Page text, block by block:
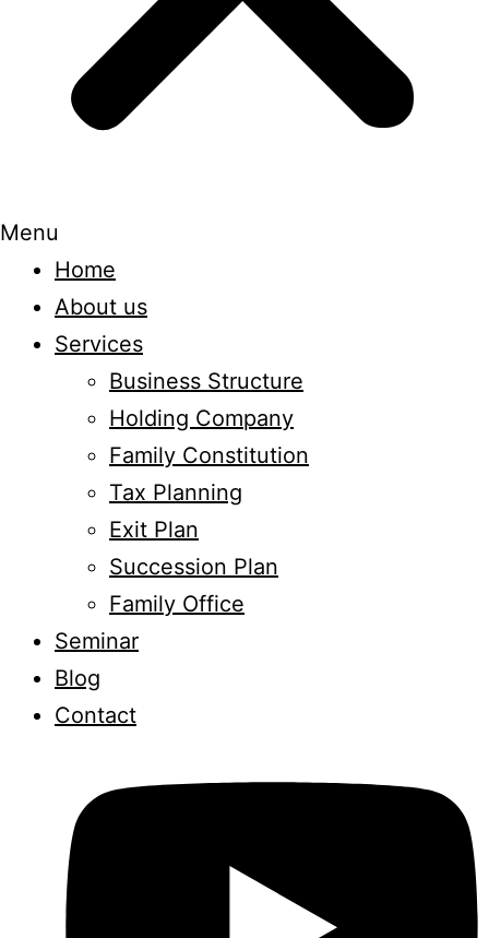
Menu
Home
About us
Services
Business Structure
Holding Company
Family Constitution
Tax Planning
Exit Plan
Succession Plan
Family Office
Seminar
Blog
Contact